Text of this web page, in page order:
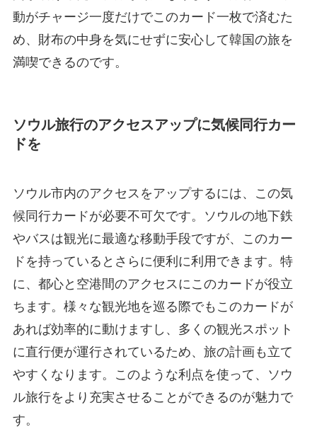
動がチャージ一度だけでこのカード一枚で済むた
め、財布の中身を気にせずに安心して韓国の旅を
満喫できるのです。
ソウル旅行のアクセスアップに気候同行カー
ドを
ソウル市内のアクセスをアップするには、この気
候同行カードが必要不可欠です。ソウルの地下鉄
やバスは観光に最適な移動手段ですが、このカー
ドを持っているとさらに便利に利用できます。特
に、都心と空港間のアクセスにこのカードが役立
ちます。様々な観光地を巡る際でもこのカードが
あれば効率的に動けますし、多くの観光スポット
に直行便が運行されているため、旅の計画も立て
やすくなります。このような利点を使って、ソウ
ル旅行をより充実させることができるのが魅力で
す。